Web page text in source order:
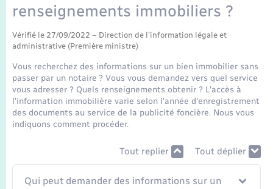
Concessions funéraires
Nouvel habitant
Numérique
Organisation d’événement
Sécurité - Prévention
Transports
renseignements immobiliers ?
Vérifié le 27/09/2022 – Direction de l'information légale et
administrative (Première ministre)
Vous recherchez des informations sur un bien immobilier sans
passer par un notaire ? Vous vous demandez vers quel service
vous adresser ? Quels renseignements obtenir ? L'accès à
l'information immobilière varie selon l'année d'enregistrement
des documents au service de la publicité foncière. Nous vous
indiquons comment procéder.
Tout replier Tout déplier
Qui peut demander des informations sur un